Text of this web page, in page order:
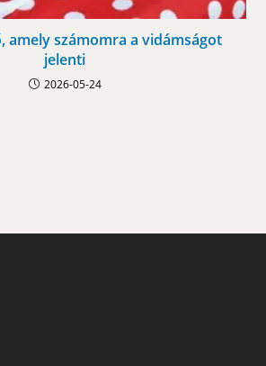
amely számomra a vidámságot
jelenti
2026-05-24